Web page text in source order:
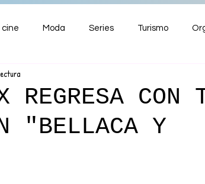
cine Moda Series Turismo
CON
"BELLACA Y